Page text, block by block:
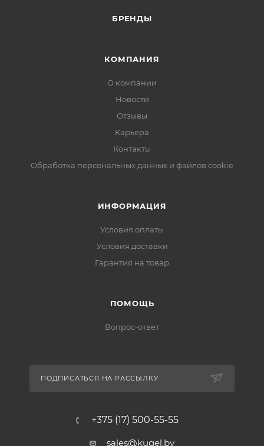
БРЕНДЫ
КОМПАНИЯ
О компании
Новости
Отзывы
Карьера
Контакты
Обработка персональных данных и файлов cookie
ИНФОРМАЦИЯ
Условия оплаты
Условия доставки
Гарантия на товар
ПОМОЩЬ
Вопрос-ответ
ПОДПИСАТЬСЯ НА РАССЫЛКУ
+375 (17) 500-55-55
sales@kugel.by